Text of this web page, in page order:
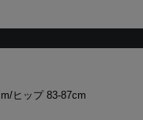
ヒップ 83-87cm